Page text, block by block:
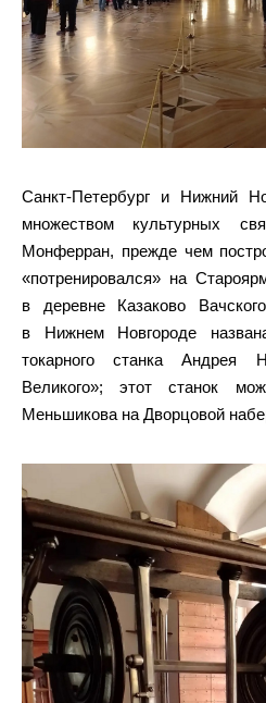
Санкт-Петербург и Нижний
множеством культурных
Монферран, прежде чем
«потренировался» на
в деревне Казаково
в Нижнем Новгороде
токарного станка Андрея
Великого»; этот станок
Меньшикова на Дворцовой